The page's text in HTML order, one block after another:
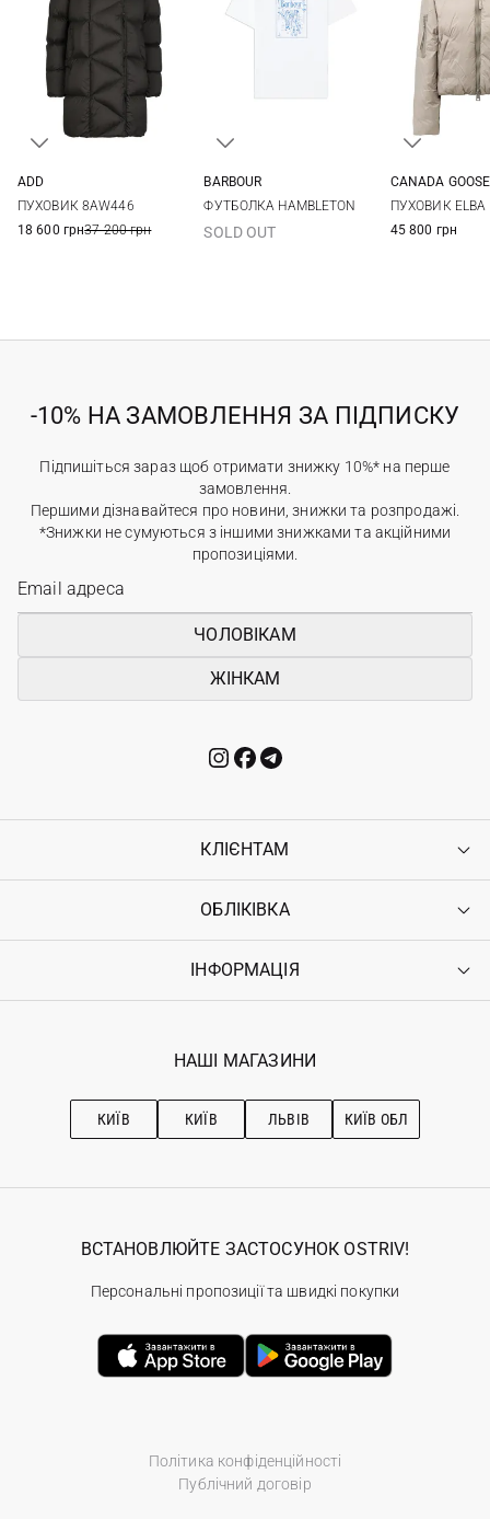
ADD
ПУХОВИК 8AW446
18 600 грн37 200 грн
BARBOUR
ФУТБОЛКА HAMBLETON
SOLD OUT
CANADA GOOSE
ПУХОВИК ELBA
45 800 грн
-10% НА ЗАМОВЛЕННЯ ЗА ПІДПИСКУ
Підпишіться зараз щоб отримати знижку 10%* на перше
замовлення.
Першими дізнавайтеся про новини, знижки та розпродажі.
*Знижки не сумуються з іншими знижками та акційними
пропозиціями.
ЧОЛОВІКАМ
ЖІНКАМ
КЛІЄНТАМ
Контакти
Повернення
Гарантія
ОБЛІКІВКА
Увійти
Ostriv Club+
ІНФОРМАЦІЯ
Наші магазини
Рекомендації з догляду
НАШІ МАГАЗИНИ
КИЇВ КИЇВ ЛЬВІВ КИЇВ ОБЛ
Політика конфіденційності
Публічний договір
ВСТАНОВЛЮЙТЕ ЗАСТОСУНОК OSTRIV!
Персональні пропозиції та швидкі покупки